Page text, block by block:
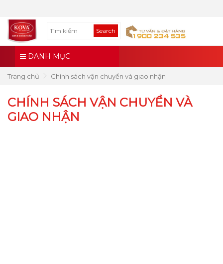
Search
DANH MỤC
Trang chủ Chính sách vận chuyển và giao nhận
CHÍNH SÁCH VẬN CHUYỂN VÀ
GIAO NHẬN